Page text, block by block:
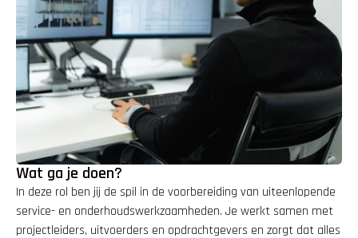
Wat ga je doen?
In deze rol ben jij de spil in de voorbereiding van uiteenlopende
service- en onderhoudswerkzaamheden. Je werkt samen met
projectleiders, uitvoerders en opdrachtgevers en zorgt dat alles